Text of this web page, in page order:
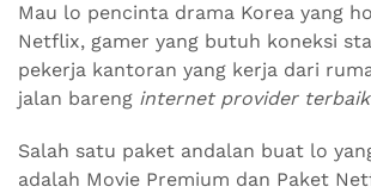
Mau lo pencinta drama Korea yang
Netflix, gamer yang butuh koneksi
pekerja kantoran yang kerja dari
jalan bareng internet provider terbaik
Salah satu paket andalan buat lo
adalah Movie Premium dan Paket